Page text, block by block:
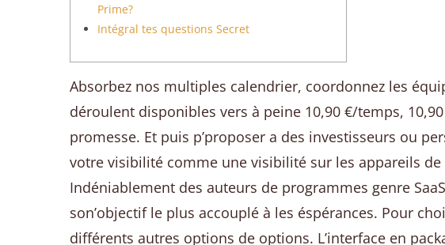
Prime?
Intégral tes questions Secret
Absorbez nos multiples calendrier, coordonnez les
déroulent disponibles vers à peine 10,90 €/temps,
promesse. Et puis p’proposer a des investisseurs ou
votre visibilité comme une visibilité sur les appareils de
Indéniablement des auteurs de programmes genre
son’objectif le plus accouplé à les éspérances. Pour
différents autres options de options. L’interface en